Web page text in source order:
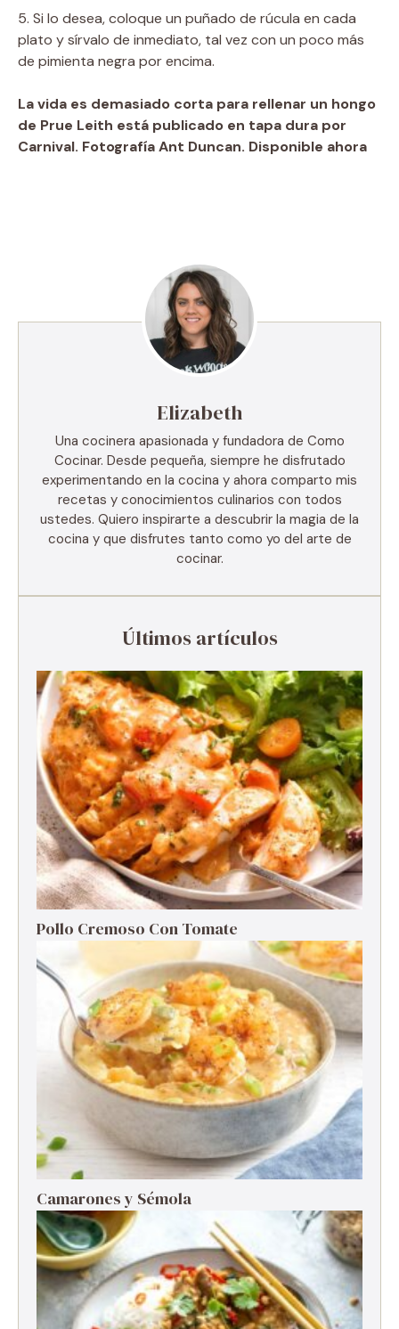
5. Si lo desea, coloque un puñado de rúcula en cada
plato y sírvalo de inmediato, tal vez con un poco más
de pimienta negra por encima.
La vida es demasiado corta para rellenar un hongo
de Prue Leith está publicado en tapa dura por
Carnival. Fotografía Ant Duncan. Disponible ahora
Elizabeth
Una cocinera apasionada y fundadora de Como
Cocinar. Desde pequeña, siempre he disfrutado
experimentando en la cocina y ahora comparto mis
recetas y conocimientos culinarios con todos
ustedes. Quiero inspirarte a descubrir la magia de la
cocina y que disfrutes tanto como yo del arte de
cocinar.
Últimos artículos
Pollo Cremoso Con Tomate
Camarones y Sémola